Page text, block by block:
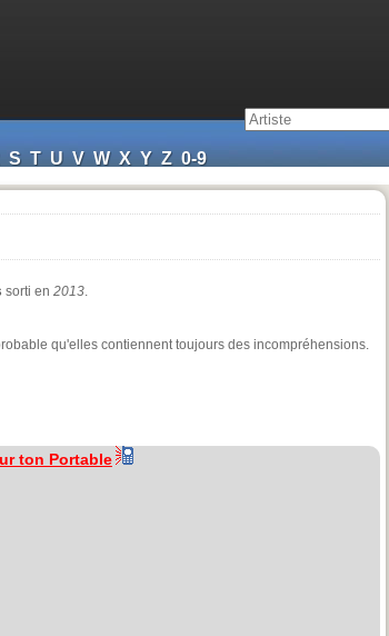
S T U V W X Y Z 0-9
sorti en 2013.
qu'elles contiennent toujours des incompréhensions.
ton Portable